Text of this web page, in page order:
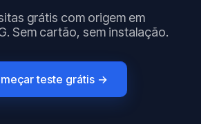
grátis com origem em
Sem cartão, sem instalação.
teste grátis →